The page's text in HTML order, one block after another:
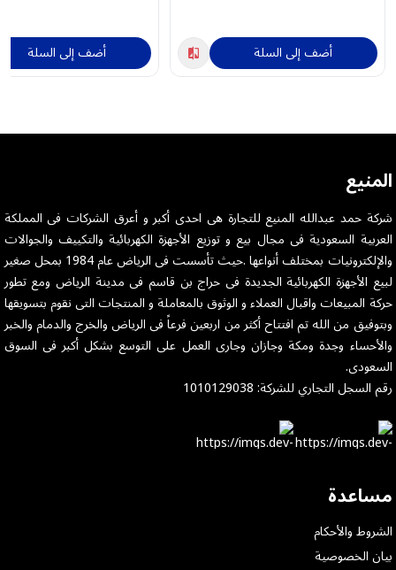
أضف إلى السلة أضف إلى السلة
المنيع
شركة حمد عبدالله المنيع للتجارة هى احدى أكبر و أعرق الشركات فى المملكة
العربية السعودية فى مجال بيع و توزيع الأجهزة الكهربائية والتكييف والجوالات
والإلكترونيات بمختلف أنواعها .حيث تأسست فى الرياض عام 1984 بمحل صغير
لبيع الأجهزة الكهربائية الجديدة فى حراج بن قاسم فى مدينة الرياض ومع تطور
حركة المبيعات واقبال العملاء و الوثوق بالمعاملة و المنتجات التى نقوم بتسويقها
وبتوفيق من الله تم افتتاح أكثر من اربعين فرعاً فى الرياض والخرج والدمام والخبر
والأحساء وجدة ومكة وجازان وجارى العمل على التوسع بشكل أكبر فى السوق
السعودى.
رقم السجل التجاري للشركة: 1010129038
مساعدة
الشروط والأحكام
بيان الخصوصية